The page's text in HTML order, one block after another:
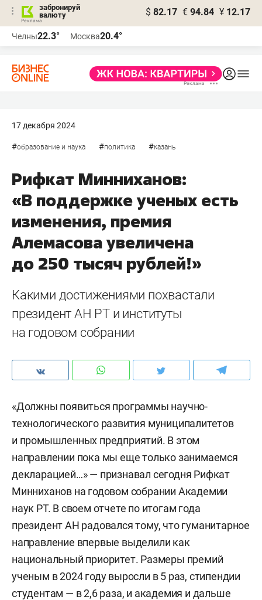
забронируй
валюту
$ 82.17 € 94.84 ¥ 12.17
Челны22.3° Москва20.4°
17 декабря 2024
#образование и наука #политика #казань
Рифкат Минниханов:
«В поддержке ученых есть
изменения, премия
Алемасова увеличена
до 250 тысяч рублей!»
Какими достижениями похвастали
президент АН РТ и институты
на годовом собрании
«Должны появиться программы научно-
технологического развития муниципалитетов
и промышленных предприятий. В этом
направлении пока мы еще только занимаемся
декларацией…» — признавал сегодня Рифкат
Минниханов на годовом собрании Академии
наук РТ. В своем отчете по итогам года
президент АН радовался тому, что гуманитарное
направление впервые выделили как
национальный приоритет. Размеры премий
ученым в 2024 году выросли в 5 раз, стипендии
студентам — в 2,6 раза, и академия и дальше